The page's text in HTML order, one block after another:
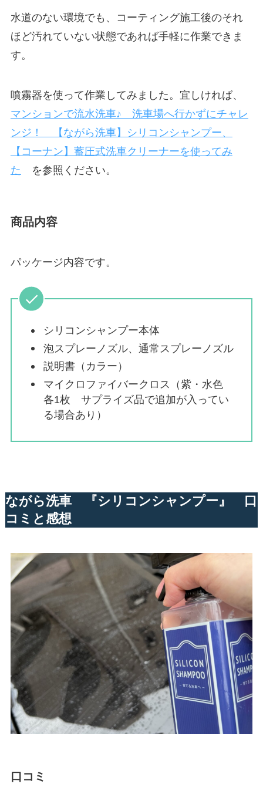
水道のない環境でも、コーティング施工後のそれ
ほど汚れていない状態であれば手軽に作業できま
す。
噴霧器を使って作業してみました。宜しければ、
マンションで流水洗車♪ 洗車場へ行かずにチャレ
ンジ！ 【ながら洗車】シリコンシャンプー、
【コーナン】蓄圧式洗車クリーナーを使ってみ
た を参照ください。
商品内容
パッケージ内容です。
シリコンシャンプー本体
泡スプレーノズル、通常スプレーノズル
説明書（カラー）
マイクロファイバークロス（紫・水色
各1枚 サプライズ品で追加が入ってい
る場合あり）
ながら洗車 『シリコンシャンプー』 口
コミと感想
口コミ